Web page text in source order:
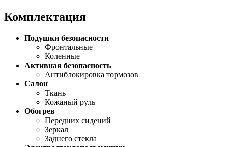
Комплектация
Подушки безопасности
Фронтальные
Коленные
Активная безопасность
Антиблокировка тормозов
Салон
Ткань
Кожаный руль
Обогрев
Передних сидений
Зеркал
Заднего стекла